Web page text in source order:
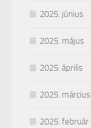
2025. június
2025. május
2025. április
2025. március
2025. február